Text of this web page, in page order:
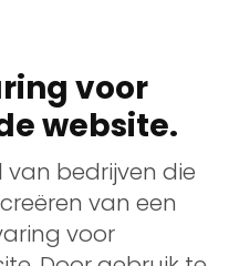
voor
website.
van bedrijven die
van een
voor